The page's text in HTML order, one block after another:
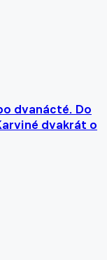
dvanácté. Do
dvakrát o